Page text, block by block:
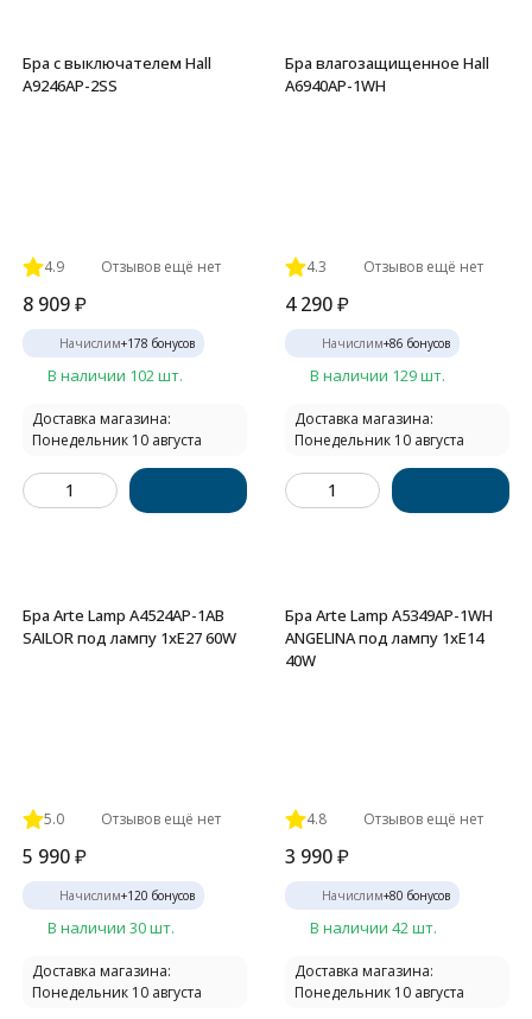
Бра с выключателем Hall
A9246AP-2SS
4.9 Отзывов ещё нет
8 909₽
Начислим+178 бонусов
В наличии 102 шт.
Доставка магазина:
Понедельник 10 августа
Бра влагозащищенное Hall
A6940AP-1WH
4.3 Отзывов ещё нет
4 290₽
Начислим+86 бонусов
В наличии 129 шт.
Доставка магазина:
Понедельник 10 августа
Бра Arte Lamp A4524AP-1AB
SAILOR под лампу 1xE27 60W
5.0 Отзывов ещё нет
5 990₽
Начислим+120 бонусов
В наличии 30 шт.
Доставка магазина:
Понедельник 10 августа
Бра Arte Lamp A5349AP-1WH
ANGELINA под лампу 1xE14
40W
4.8 Отзывов ещё нет
3 990₽
Начислим+80 бонусов
В наличии 42 шт.
Доставка магазина:
Понедельник 10 августа